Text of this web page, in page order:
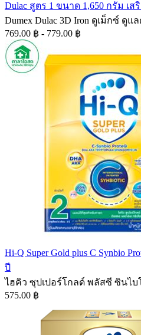
Dulac สูตร 1 ขนาด 1,650 กรัม เส
Dumex Dulac 3D Iron ดูเม็กซ์ ดูแ
769.00 ฿ - 779.00 ฿
Hi-Q Super Gold plus C Synbio
ปี
ไฮคิว ซุปเปอร์โกลด์ พลัสซี ซินไบ
575.00 ฿